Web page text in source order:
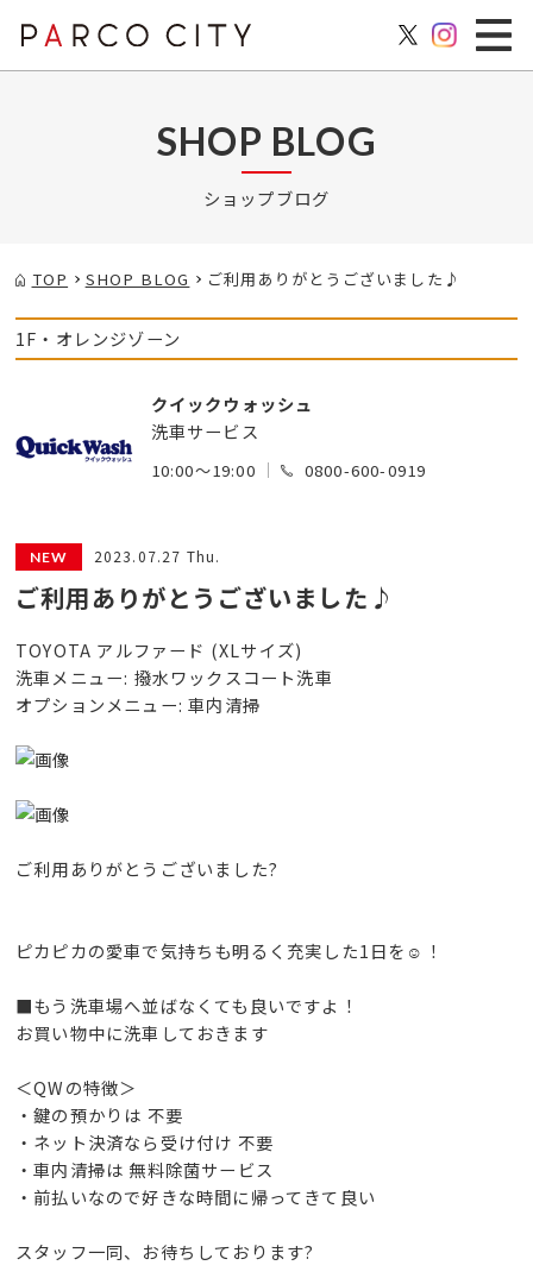
SHOP BLOG
ショップブログ
TOP SHOP BLOG ご利用ありがとうございました♪
1F・オレンジゾーン
クイックウォッシュ
洗車サービス
10:00～19:00 0800-600-0919
2023.07.27 Thu.
ご利用ありがとうございました♪
TOYOTA アルファード (XLサイズ)
洗車メニュー: 撥水ワックスコート洗車
オプションメニュー: 車内清掃
ご利用ありがとうございました?
ピカピカの愛車で気持ちも明るく充実した1日を☺️！
■もう洗車場へ並ばなくても良いですよ！
お買い物中に洗車しておきます
＜QWの特徴＞
・鍵の預かりは 不要
・ネット決済なら受け付け 不要
・車内清掃は 無料除菌サービス
・前払いなので好きな時間に帰ってきて良い
スタッフ一同、お待ちしております?